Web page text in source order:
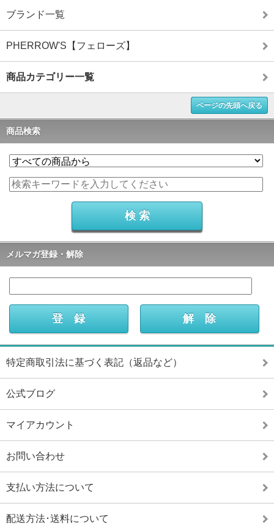
ブランド一覧
PHERROW'S【フェローズ】
商品カテゴリー一覧
ページの先頭へ戻る
商品検索
メルマガ登録・解除
特定商取引法に基づく表記（返品など）
公式ブログ
マイアカウント
お問い合わせ
支払い方法について
配送方法･送料について